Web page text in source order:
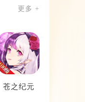
更多 +
苍之纪元